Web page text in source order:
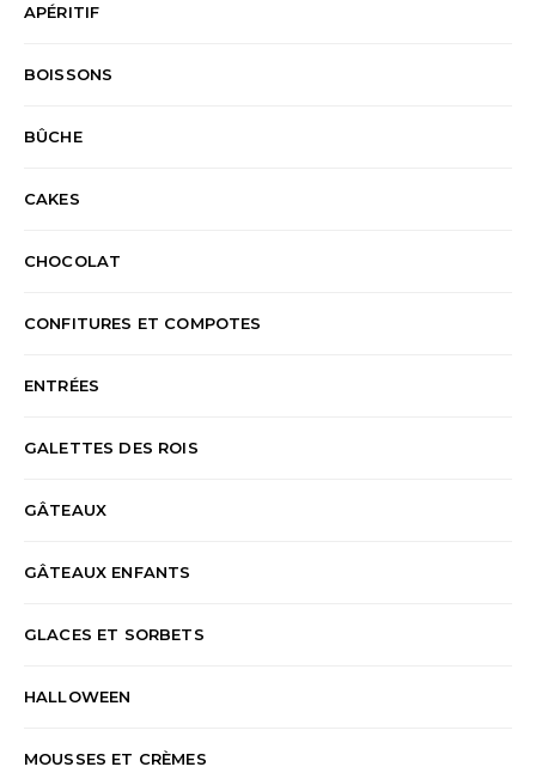
APÉRITIF
BOISSONS
BÛCHE
CAKES
CHOCOLAT
CONFITURES ET COMPOTES
ENTRÉES
GALETTES DES ROIS
GÂTEAUX
GÂTEAUX ENFANTS
GLACES ET SORBETS
HALLOWEEN
MOUSSES ET CRÈMES